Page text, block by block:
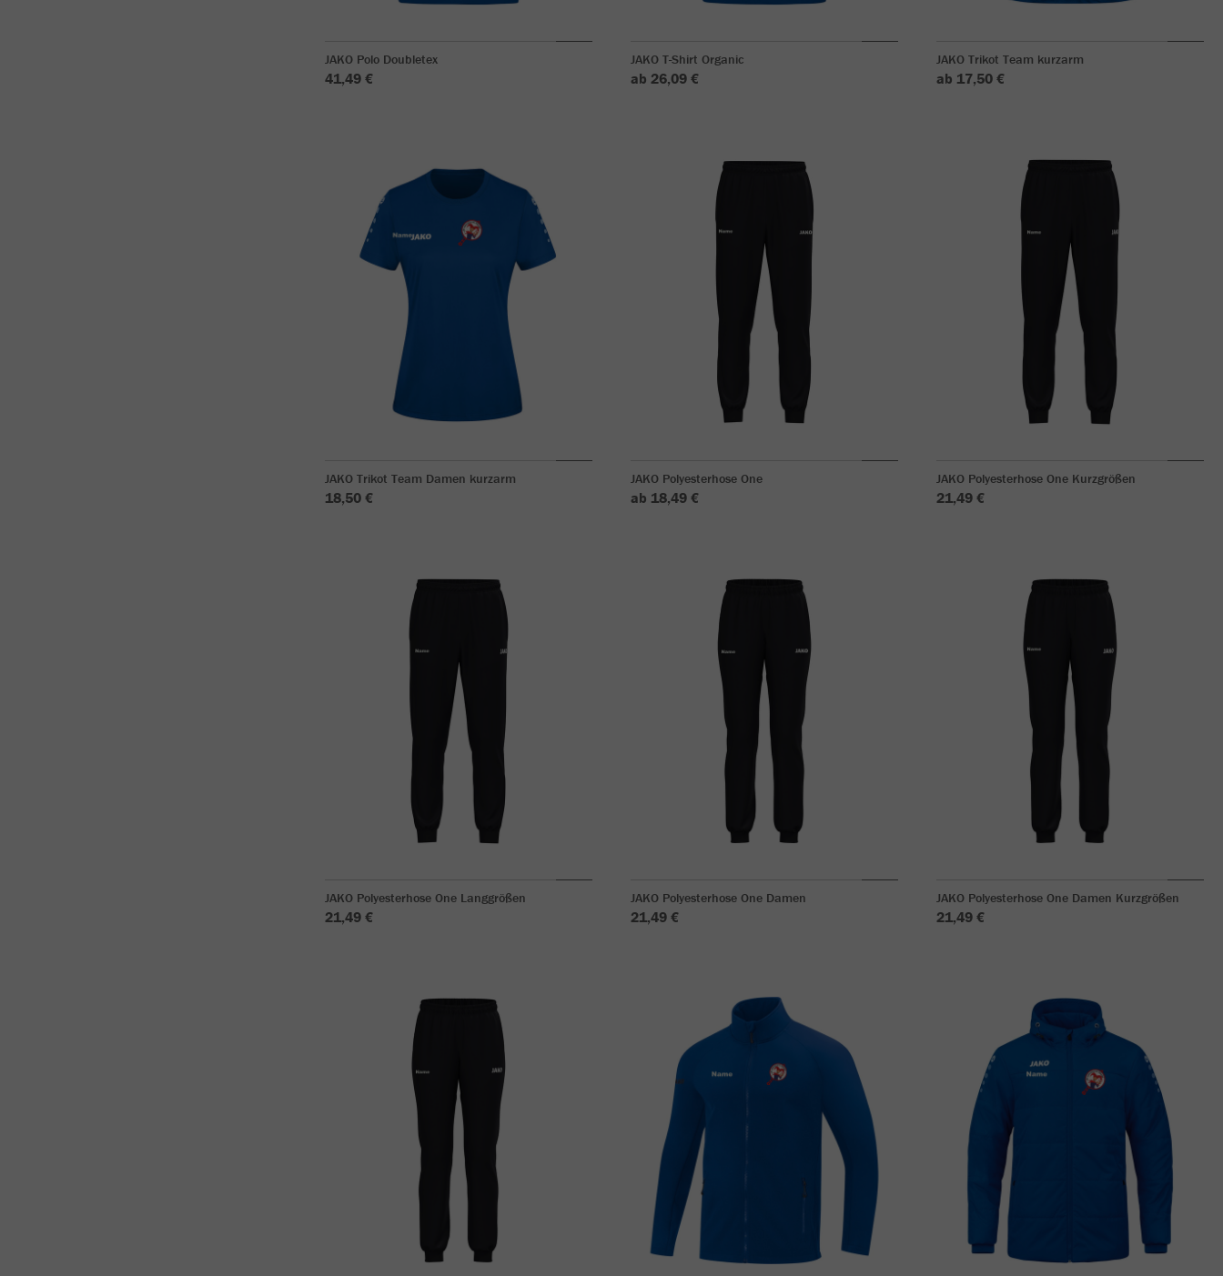
JAKO Polo Doubletex
41,49 €
JAKO T-Shirt Organic
ab 26,09 €
JAKO Trikot Team kurzarm
ab 17,50 €
JAKO Trikot Team Damen kurzarm
18,50 €
JAKO Polyesterhose One
ab 18,49 €
JAKO Polyesterhose One Kurzgrößen
21,49 €
JAKO Polyesterhose One Langgrößen
21,49 €
JAKO Polyesterhose One Damen
21,49 €
JAKO Polyesterhose One Damen Kurzgrößen
21,49 €